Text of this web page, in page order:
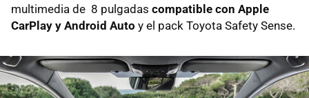
multimedia de 8 pulgadas compatible con Apple
CarPlay y Android Auto y el pack Toyota Safety Sense.